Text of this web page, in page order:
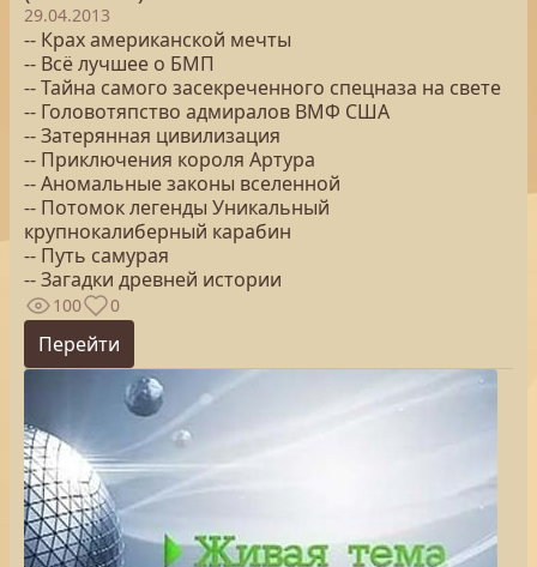
29.04.2013
-- Крах американской мечты
-- Всё лучшее о БМП
-- Тайна самого засекреченного спецназа на свете
-- Головотяпство адмиралов ВМФ США
-- Затерянная цивилизация
-- Приключения короля Артура
-- Аномальные законы вселенной
-- Потомок легенды Уникальный
крупнокалиберный карабин
-- Путь самурая
-- Загадки древней истории
100 0
Перейти